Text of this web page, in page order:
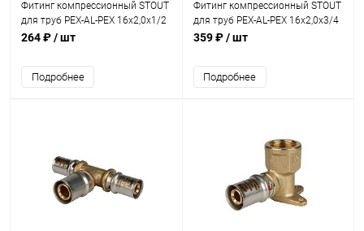
Фитинг компрессионный STOUT
для труб PEX-AL-PEX 16х2,0х1/2
264 ₽/ шт
Подробнее
Фитинг компрессионный STOUT
для труб PEX-AL-PEX 16х2,0х3/4
359 ₽/ шт
Подробнее